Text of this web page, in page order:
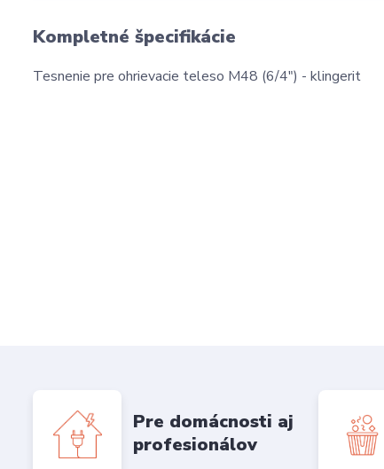
Kompletné špecifikácie
Tesnenie pre ohrievacie teleso M48 (6/4") - klingerit
Pre domácnosti aj
profesionálov